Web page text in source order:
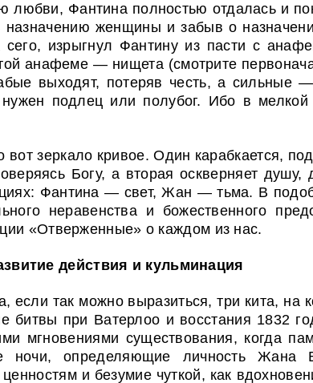
Фантина полностью отдалась и
женщины и забыв о
изрыгнул Фантину из пасти с
анафеме — нищета (смотрите
выходят, потеряв честь, а сильные
подлец или полубог. Ибо в
зеркало кривое. Один карабкается,
Богу, а вторая оскверняет душу,
Фантина — свет, Жан — тьма. В
неравенства и божественного
«Отверженные» о каждом из нас.
действия и кульминация
если так можно выразиться, три кита,
при Ватерлоо и восстания 1832
мгновениями существования, когда
определяющие личность Жана
и безумие чуткой, как